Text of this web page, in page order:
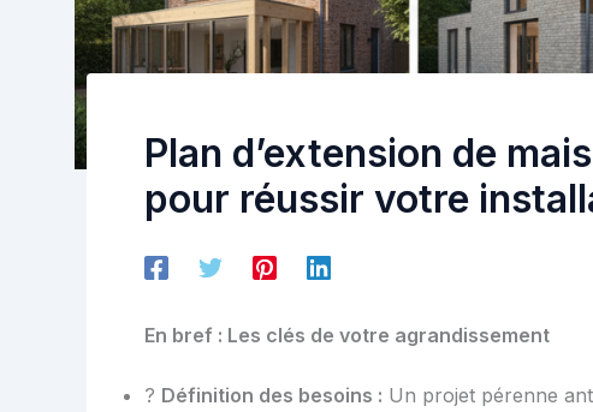
Plan d’extension de
pour réussir votre
En bref : Les clés de votre agrandissement
? Définition des besoins : Un projet pérenne